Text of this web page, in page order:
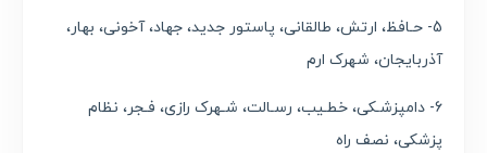
5- حـافظ، ارتش، طالقانی، پاستور جدید، جهاد، آخونی، بهار،
آذربایجان، شهرک ارم
6- دامپزشـکی، خطـیب، رسـالت، شـهرک رازی، فـجر، نظام
پزشکی، نصف راه